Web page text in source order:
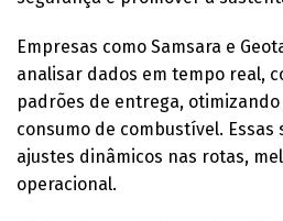
Empresas como Samsara e
analisar dados em tempo real,
padrões de entrega,
consumo de combustível. Essas
ajustes dinâmicos nas rotas,
operacional.